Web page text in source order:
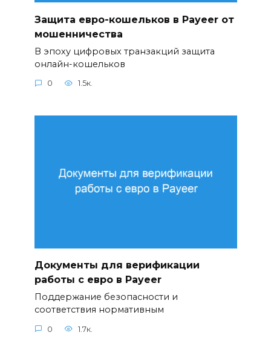
Защита евро-кошельков в Payeer от
мошенничества
В эпоху цифровых транзакций защита
онлайн-кошельков
0 1.5к.
Документы для верификации
работы с евро в Payeer
Поддержание безопасности и
соответствия нормативным
0 1.7к.